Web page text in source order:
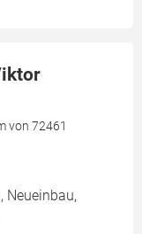
von 72461
Neueinbau,